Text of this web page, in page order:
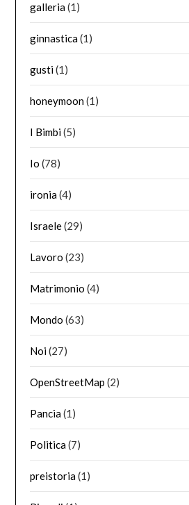
galleria(1)
ginnastica(1)
gusti(1)
honeymoon(1)
I Bimbi(5)
Io (78)
ironia(4)
Israele(29)
Lavoro (23)
Matrimonio (4)
Mondo (63)
Noi(27)
OpenStreetMap (2)
Pancia(1)
Politica(7)
preistoria(1)